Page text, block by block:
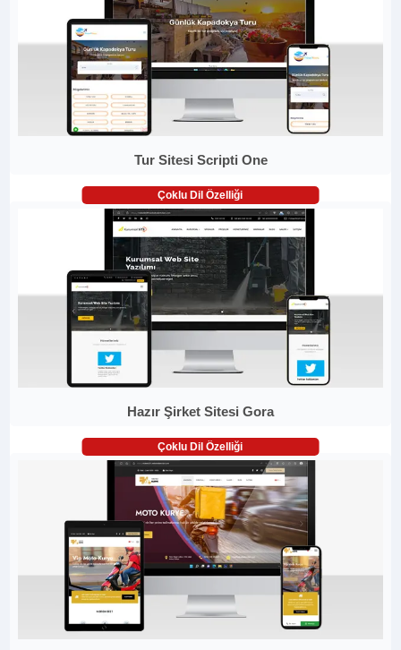
Tur Sitesi Scripti One
Çoklu Dil Özelliği
Hazır Şirket Sitesi Gora
Çoklu Dil Özelliği